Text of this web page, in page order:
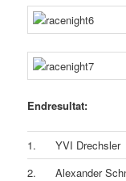
Endresultat:
1. YVI Drechsler
2.
Alexander